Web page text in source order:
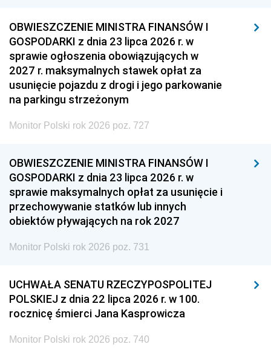
OBWIESZCZENIE MINISTRA FINANSÓW I
GOSPODARKI z dnia 23 lipca 2026 r. w
sprawie ogłoszenia obowiązujących w
2027 r. maksymalnych stawek opłat za
usunięcie pojazdu z drogi i jego parkowanie
na parkingu strzeżonym
Monitor Polski rok 2026 poz. 727
OBWIESZCZENIE MINISTRA FINANSÓW I
GOSPODARKI z dnia 23 lipca 2026 r. w
sprawie maksymalnych opłat za usunięcie i
przechowywanie statków lub innych
obiektów pływających na rok 2027
Monitor Polski rok 2026 poz. 731
UCHWAŁA SENATU RZECZYPOSPOLITEJ
POLSKIEJ z dnia 22 lipca 2026 r. w 100.
rocznicę śmierci Jana Kasprowicza
Monitor Polski rok 2026 poz. 740